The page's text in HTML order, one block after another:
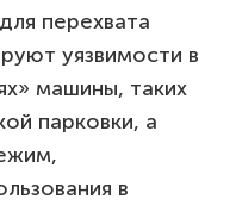
перехвата
уязвимости в
машины, таких
парковки, а
в